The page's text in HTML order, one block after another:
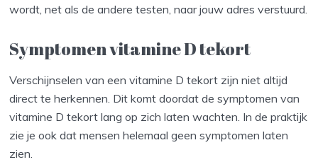
wordt, net als de andere testen, naar jouw adres verstuurd.
Symptomen vitamine D tekort
Verschijnselen van een vitamine D tekort zijn niet altijd
direct te herkennen. Dit komt doordat de symptomen van
vitamine D tekort lang op zich laten wachten. In de praktijk
zie je ook dat mensen helemaal geen symptomen laten
zien.